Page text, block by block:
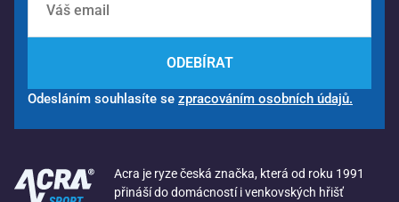
ODEBÍRAT
Odesláním souhlasíte se zpracováním osobních údajů.
Acra je ryze česká značka, která od roku 1991
přináší do domácností i venkovských hřišť